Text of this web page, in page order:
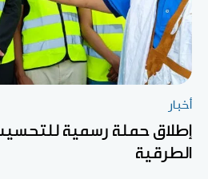
أخبار
إطلاق حملة رسمية
الطرقية